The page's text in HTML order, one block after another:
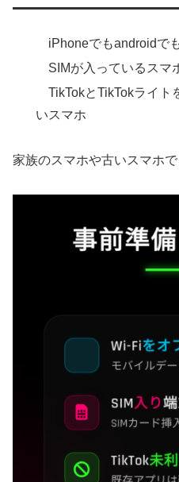
iPhoneでもandroidで
SIMが入っているスマ
TikTokとTikTokライト
いスマホ
家族のスマホや古いスマホで